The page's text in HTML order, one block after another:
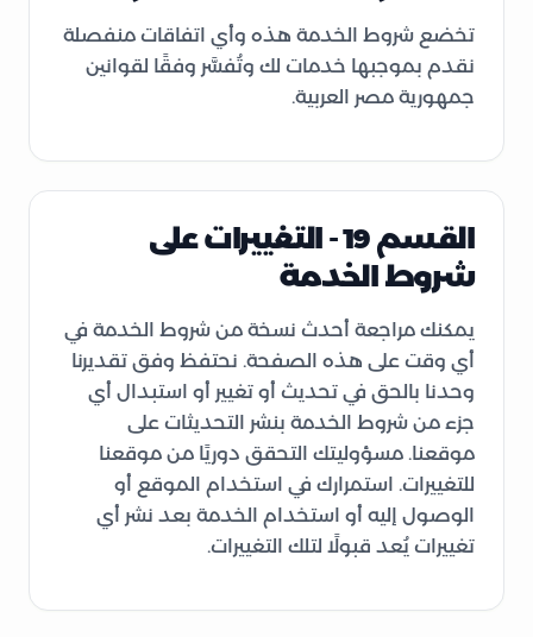
تخضع شروط الخدمة هذه وأي اتفاقات منفصلة
نقدم بموجبها خدمات لك وتُفسَّر وفقًا لقوانين
جمهورية مصر العربية.
القسم 19 - التغييرات على
شروط الخدمة
يمكنك مراجعة أحدث نسخة من شروط الخدمة في
أي وقت على هذه الصفحة. نحتفظ وفق تقديرنا
وحدنا بالحق في تحديث أو تغيير أو استبدال أي
جزء من شروط الخدمة بنشر التحديثات على
موقعنا. مسؤوليتك التحقق دوريًا من موقعنا
للتغييرات. استمرارك في استخدام الموقع أو
الوصول إليه أو استخدام الخدمة بعد نشر أي
تغييرات يُعد قبولًا لتلك التغييرات.